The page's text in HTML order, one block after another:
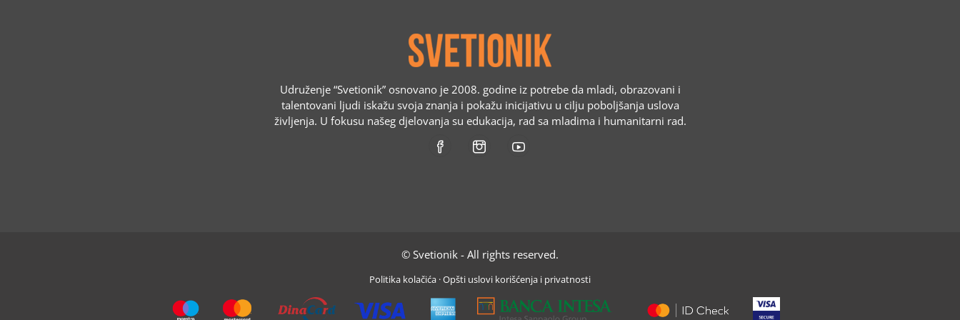
Udruženje “Svetionik” osnovano je 2008. godine iz potrebe da mladi, obrazovani i
talentovani ljudi iskažu svoja znanja i pokažu inicijativu u cilju poboljšanja uslova
življenja. U fokusu našeg djelovanja su edukacija, rad sa mladima i humanitarni rad.
© Svetionik - All rights reserved.
Politika kolačića ·Opšti uslovi korišćenja i privatnosti